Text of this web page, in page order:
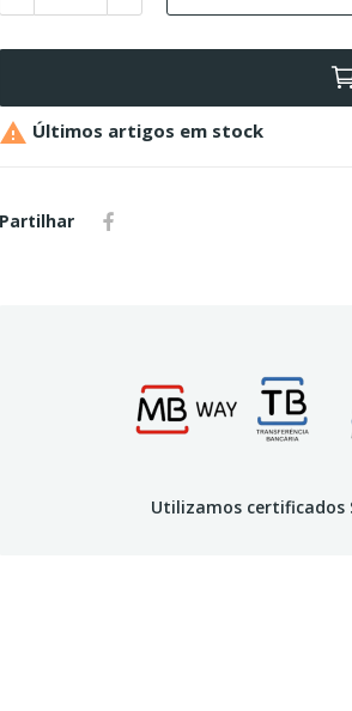
 Últimos artigos em stock
Partilhar
Utilizamos certificados